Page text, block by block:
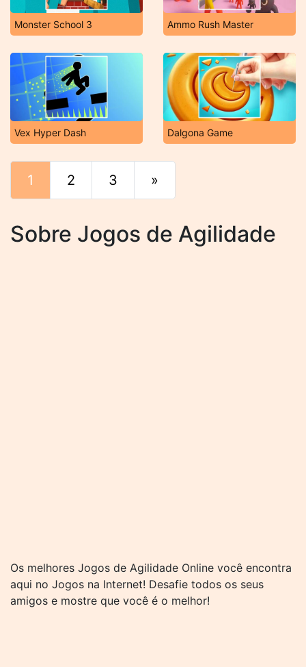
Monster School 3 Ammo Rush Master
Vex Hyper Dash Dalgona Game
1 2 3 »
Sobre Jogos de Agilidade
Os melhores Jogos de Agilidade Online você encontra
aqui no Jogos na Internet! Desafie todos os seus
amigos e mostre que você é o melhor!